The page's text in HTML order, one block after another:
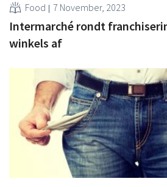
Food 7 November, 2023
Intermarché rondt
winkels af